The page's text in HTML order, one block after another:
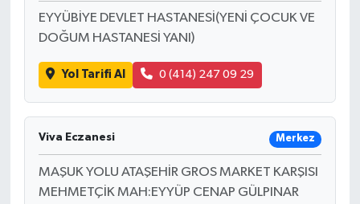
EYYÜBİYE DEVLET HASTANESİ(YENİ ÇOCUK VE
DOĞUM HASTANESİ YANI)
Yol Tarifi Al 0 (414) 247 09 29
Viva Eczanesi Merkez
MAŞUK YOLU ATAŞEHİR GROS MARKET KARŞISI
MEHMETÇİK MAH:EYYÜP CENAP GÜLPINAR